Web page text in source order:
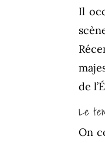
Il
de
Le
On